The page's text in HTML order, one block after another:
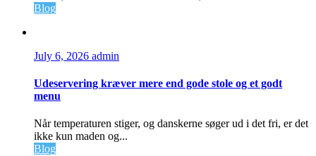
Blog
July 6, 2026 admin
Udeservering kræver mere end gode stole og et godt
menu
Når temperaturen stiger, og danskerne søger ud i det fri, er det
ikke kun maden og...
Blog